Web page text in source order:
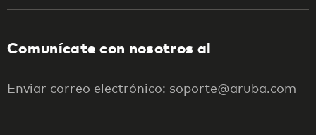
Comunícate con nosotros al
Enviar correo electrónico: soporte@aruba.com